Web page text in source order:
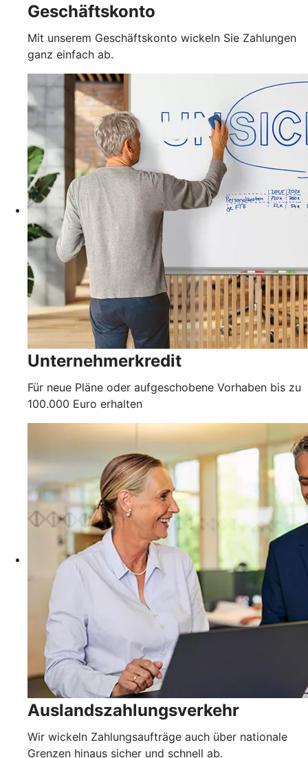
Geschäftskonto
Mit unserem Geschäftskonto wickeln Sie Zahlungen
ganz einfach ab.
Unternehmerkredit
Für neue Pläne oder aufgeschobene Vorhaben bis zu
100.000 Euro erhalten
Auslandszahlungsverkehr
Wir wickeln Zahlungsaufträge auch über nationale
Grenzen hinaus sicher und schnell ab.